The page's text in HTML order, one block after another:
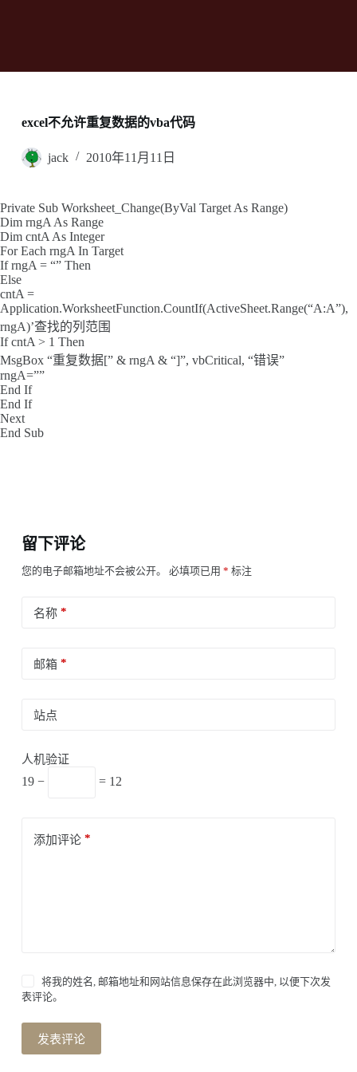
excel不允许重复数据的vba代码
jack 2010年11月11日
Private Sub Worksheet_Change(ByVal Target As Range)
Dim rngA As Range
Dim cntA As Integer
For Each rngA In Target
If rngA = “” Then
Else
cntA =
Application.WorksheetFunction.CountIf(ActiveSheet.Range(“A:A”),
rngA)’查找的列范围
If cntA > 1 Then
MsgBox “重复数据[” & rngA & “]”, vbCritical, “错误”
rngA=””
End If
End If
Next
End Sub
留下评论
您的电子邮箱地址不会被公开。 必填项已用 * 标注
名称*
邮箱*
站点
人机验证
19 − = 12
添加评论*
将我的姓名, 邮箱地址和网站信息保存在此浏览器中, 以便下次发
表评论。
发表评论